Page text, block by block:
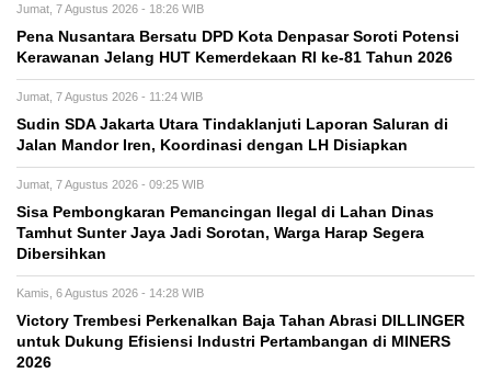
Jumat, 7 Agustus 2026 - 18:26 WIB
Pena Nusantara Bersatu DPD Kota Denpasar Soroti Potensi
Kerawanan Jelang HUT Kemerdekaan RI ke-81 Tahun 2026
Jumat, 7 Agustus 2026 - 11:24 WIB
Sudin SDA Jakarta Utara Tindaklanjuti Laporan Saluran di
Jalan Mandor Iren, Koordinasi dengan LH Disiapkan
Jumat, 7 Agustus 2026 - 09:25 WIB
Sisa Pembongkaran Pemancingan Ilegal di Lahan Dinas
Tamhut Sunter Jaya Jadi Sorotan, Warga Harap Segera
Dibersihkan
Kamis, 6 Agustus 2026 - 14:28 WIB
Victory Trembesi Perkenalkan Baja Tahan Abrasi DILLINGER
untuk Dukung Efisiensi Industri Pertambangan di MINERS
2026